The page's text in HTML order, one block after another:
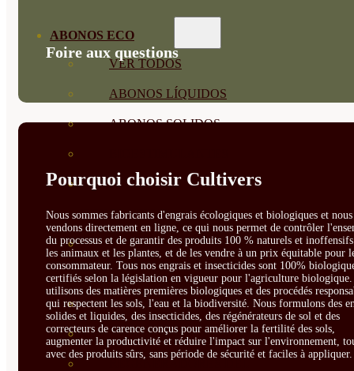
ABONOS ECO
VER TODOS
ABONOS LÍQUIDOS
ABONOS SOLIDOS
SUSTRATOS Y
DECORATIVAS
CORRECTORES DE
CARENCIAS
ENRAIZANTES
MADURACIÓN Y ENGORDE
REGENERADORES DEL
Foire aux questions
Pourquoi choisir Cultivers
Nous sommes fabricants d'engrais écologiques et biologiques et nous
vendons directement en ligne, ce qui nous permet de contrôler
du processus et de garantir des produits 100 % naturels et
les animaux et les plantes, et de les vendre à un prix équitable pour
consommateur. Tous nos engrais et insecticides sont 100%
certifiés selon la législation en vigueur pour l'agriculture biologique.
utilisons des matières premières biologiques et des procédés
qui respectent les sols, l'eau et la biodiversité. Nous formulons des
solides et liquides, des insecticides, des régénérateurs de sol et des
correcteurs de carence conçus pour améliorer la fertilité des sols,
augmenter la productivité et réduire l'impact sur l'environnement,
avec des produits sûrs, sans période de sécurité et faciles à appliquer.